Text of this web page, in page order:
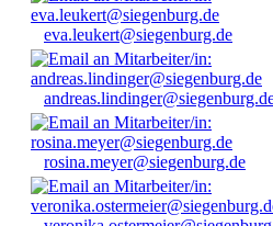
eva.leukert@siegenburg.de
rosina.meyer@siegenburg.de